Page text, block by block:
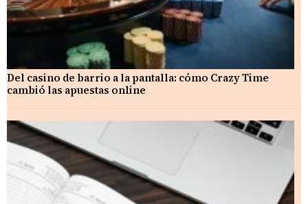
Del casino de barrio a la pantalla: cómo Crazy Time
cambió las apuestas online